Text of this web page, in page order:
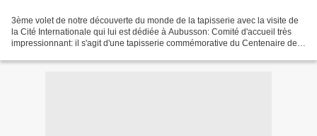
3ème volet de notre découverte du monde de la tapisserie avec la visite de
la Cité Internationale qui lui est dédiée à Aubusson: Comité d'accueil très
impressionnant: il s'agit d'une tapisserie commémorative du Centenaire de